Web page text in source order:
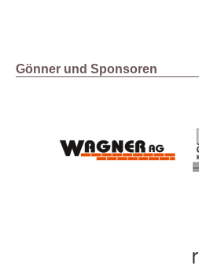
Gönner und Sponsoren